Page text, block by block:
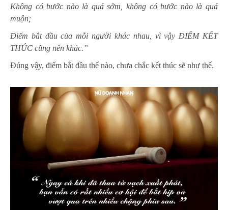
Không có bước nào là quá sớm, không có bước nào là quá
muộn;
Điểm bắt đầucủa mỗi người khác nhau, vì vậy ĐIỂM KẾT
THÚC cũng nên khác.”
Đúng vậy, điểm bắt đầu thế nào, chưa chắc kết thúc sẽ như thế.